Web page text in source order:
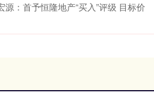
：首予恒隆地产“买入”评级 目标价